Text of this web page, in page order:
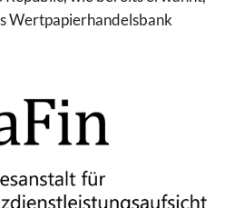
Wertpapierhandelsbank